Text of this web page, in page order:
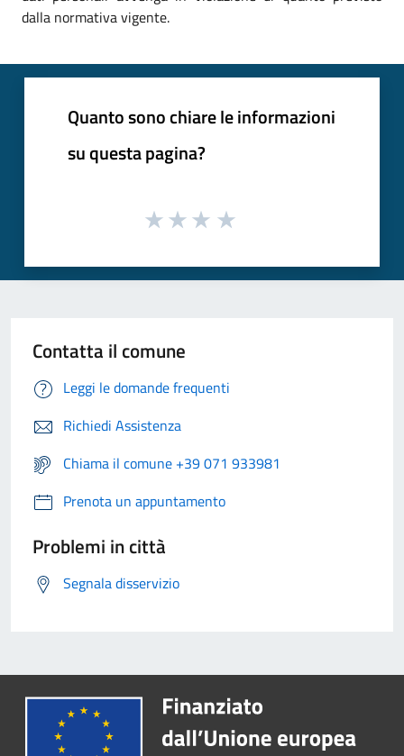
dalla normativa vigente.
Quanto sono chiare le informazioni
su questa pagina?
Contatta il comune
Leggi le domande frequenti
Richiedi Assistenza
Chiama il comune +39 071 933981
Prenota un appuntamento
Problemi in città
Segnala disservizio